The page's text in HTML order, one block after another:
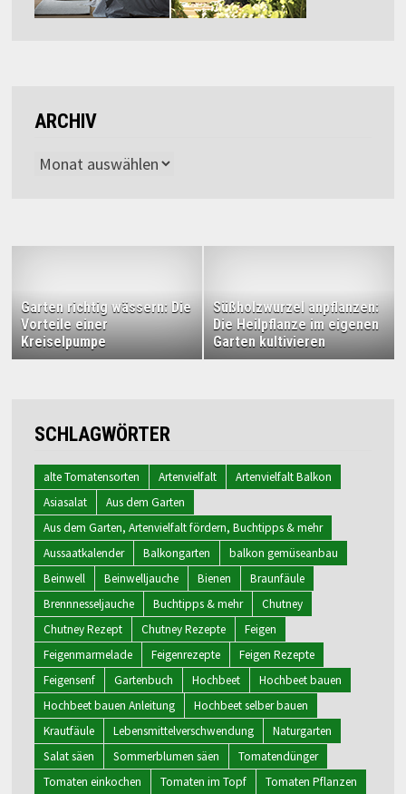
ARCHIV
Archiv
Garten richtig wässern: Die
Vorteile einer
Kreiselpumpe
Süßholzwurzel anpflanzen:
Die Heilpflanze im eigenen
Garten kultivieren
SCHLAGWÖRTER
alte Tomatensorten Artenvielfalt
Artenvielfalt Balkon
Asiasalat
Aus dem Garten
Aus dem Garten, Artenvielfalt fördern, Buchtipps & mehr
Aussaatkalender
Balkongarten
balkon gemüseanbau
Beinwell
Beinwelljauche Bienen
Braunfäule
Brennnesseljauche
Buchtipps & mehr
Chutney
Chutney Rezept
Chutney Rezepte
Feigen
Feigenmarmelade
Feigenrezepte
Feigen Rezepte
Feigensenf
Gartenbuch Hochbeet
Hochbeet bauen
Hochbeet bauen Anleitung
Hochbeet selber bauen
Krautfäule
Lebensmittelverschwendung
Naturgarten
Salat säen
Sommerblumen säen
Tomatendünger
Tomaten einkochen
Tomaten im Topf Tomaten Pflanzen